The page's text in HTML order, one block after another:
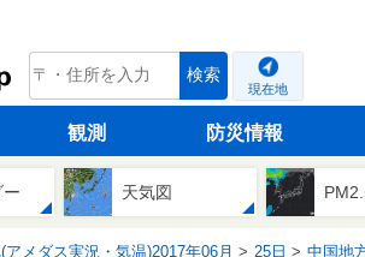
tenki.jp 検索
現在地
観測 防災情報
天気図
アメダス実況・気温)2017年06月 25日 中国地